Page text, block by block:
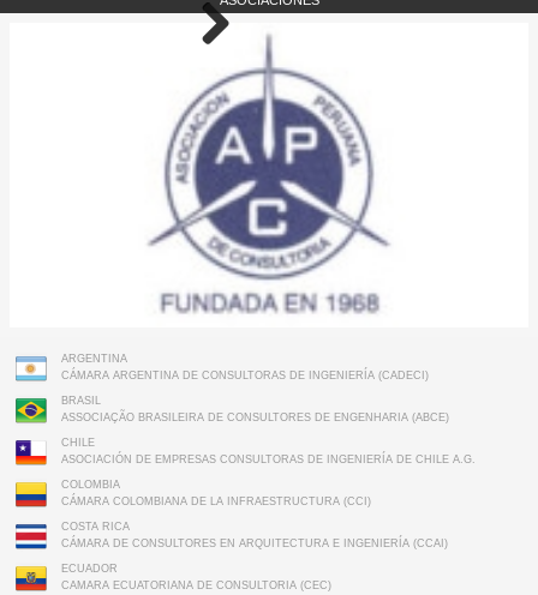
ARGENTINA
CÁMARA ARGENTINA DE CONSULTORAS DE INGENIERÍA (CADECI)
BRASIL
ASSOCIAÇÃO BRASILEIRA DE CONSULTORES DE ENGENHARIA (ABCE)
CHILE
ASOCIACIÓN DE EMPRESAS CONSULTORAS DE INGENIERÍA DE CHILE A.G.
COLOMBIA
CÁMARA COLOMBIANA DE LA INFRAESTRUCTURA (CCI)
COSTA RICA
CÁMARA DE CONSULTORES EN ARQUITECTURA E INGENIERÍA (CCAI)
ECUADOR
CAMARA ECUATORIANA DE CONSULTORIA (CEC)